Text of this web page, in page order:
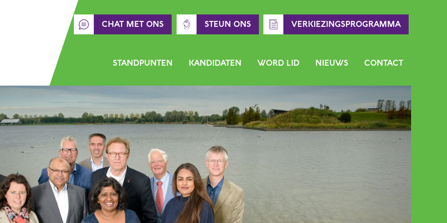
CHAT MET ONS STEUN ONS VERKIEZINGSPROGRAMMA
STANDPUNTEN KANDIDATEN WORD LID NIEUWS CONTACT